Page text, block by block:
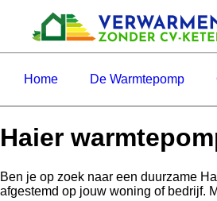
Home De Warmtepomp
Haier
Ben je op zoek naar een duurzame
afgestemd op jouw woning of bedrijf.